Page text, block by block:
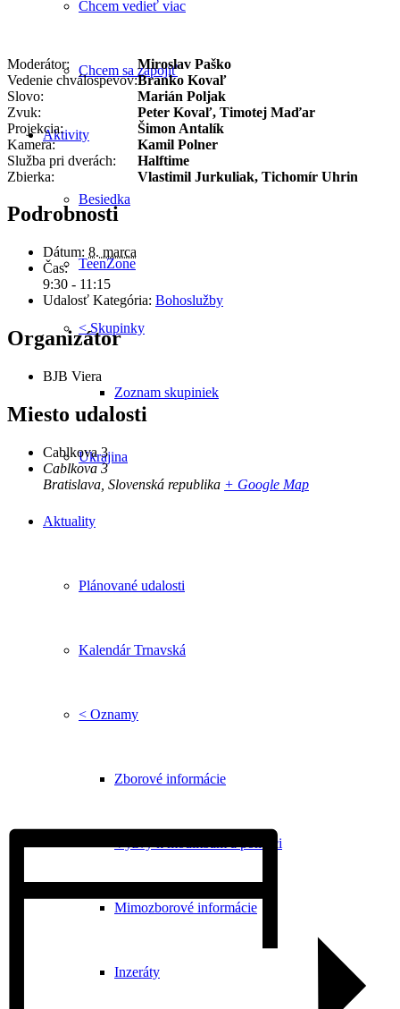
Chcem vedieť viac
Chcem sa zapojiť
Aktivity
Besiedka
TeenZone
< Skupinky
Zoznam skupiniek
Ukrajina
Aktuality
Plánované udalosti
Kalendár Trnavská
< Oznamy
Zborové informácie
Výzvy k modlitbám a pomoci
Mimozborové informácie
Inzeráty
Moderátor:
Miroslav Paško
Vedenie chválospevov:Branko Kovaľ
Slovo:
Marián Poljak
Zvuk:
Peter Kovaľ, Timotej Maďar
Projekcia:
Šimon Antalík
Kamera:
Kamil Polner
Služba pri dverách:
Halftime
Zbierka:
Vlastimil Jurkuliak, Tichomír Uhrin
Podrobnosti
Dátum: 8. marca
Čas:
9:30 - 11:15
Udalosť Kategória: Bohoslužby
Organizátor
BJB Viera
Miesto udalosti
Cablkova 3
Cablkova 3
Bratislava Slovenská republika + Google Map